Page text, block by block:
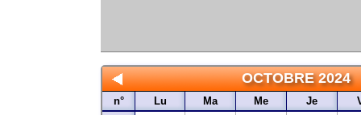
OCTOBRE 2024
n° Lu Ma Me Je